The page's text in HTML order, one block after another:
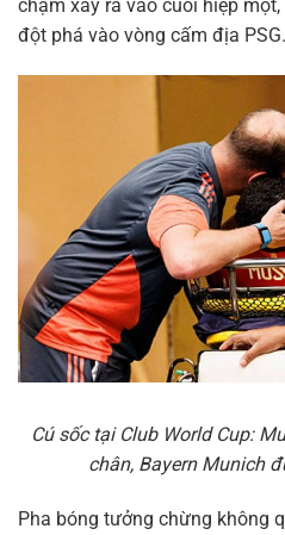
chạm xảy ra vào cuối hiệp
đột phá vào vòng cấm địa PSG.
Cú sốc tại Club World Cup:
chân, Bayern Munich
Pha bóng tưởng chừng không